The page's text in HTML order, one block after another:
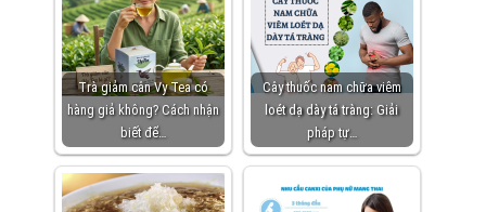
Trà giảm cân Vy Tea có
hàng giả không? Cách nhận
biết để…
Cây thuốc nam chữa viêm
loét dạ dày tá tràng: Giải
pháp tự…